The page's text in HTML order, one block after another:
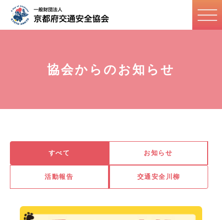
協会からのお知らせ
すべて お知らせ
活動報告 交通安全川柳